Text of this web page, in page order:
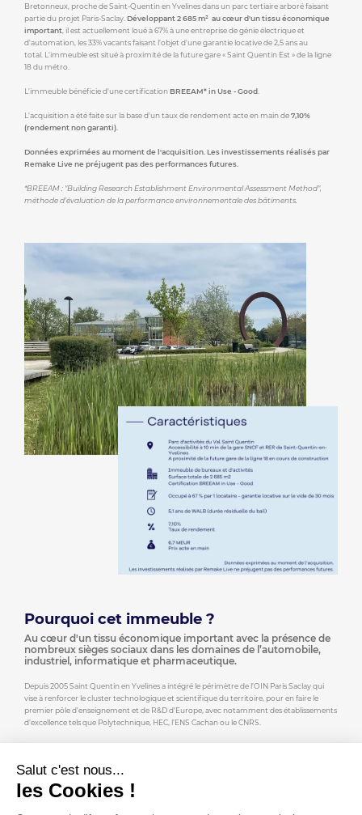
Bretonneux, proche de Saint-Quentin en Yvelines dans un parc tertiaire arboré faisant
partie du projet Paris-Saclay. Développant 2 685 m² au cœur d'un tissu économique
important , il est actuellement loué à 67% à une entreprise de génie électrique et
d'automation, les 33% vacants faisant l'objet d'une garantie locative de 2,5 ans au
total. L'immeuble est situé à proximité de la future gare « Saint Quentin Est » de la ligne
18 du métro.
L'immeuble bénéficie d'une certification BREEAM* in Use - Good
L'acquisition a été faite sur la base d'un taux de rendement acte en main de7,10%
(rendement non garanti).
Données exprimées au moment de l'acquisition. Les investissements réalisés par
Remake Live ne préjugent pas des performances futures.
*BREEAM : "Building Research Establishment Environmental Assessment Method",
méthode d’évaluation de la performance environnementale des bâtiments.
Pourquoi cet immeuble ?
Au cœur d'un tissu économique important avec la présence de
nombreux sièges sociaux dans les domaines de l’automobile,
industriel, informatique et pharmaceutique.
Depuis 2005 Saint Quentin en Yvelines a intégré le périmètre de l’OIN Paris Saclay qui
vise à renforcer le cluster technologique et scientifique du territoire, pour en faire le
premier pôle d’enseignement et de R&D d’Europe, avec notamment des établissements
d’excellence tels que Polytechnique, HEC, l’ENS Cachan ou le CNRS.
Une attractivité qui devrait se renforcer avec l’arrivée en 2030 de la futur gare «
Saint Quentin Est » de la ligne 18, qui sera située à moins de 15 minutes à pieds.
Salut c'est nous...
les Cookies !